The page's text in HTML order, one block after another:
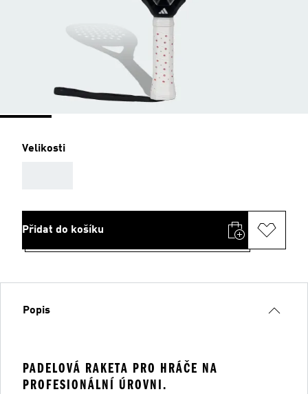
Velikosti
Přidat do košíku
Popis
PADELOVÁ RAKETA PRO HRÁČE NA
PROFESIONÁLNÍ ÚROVNI.